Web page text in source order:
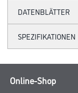
DATENBLÄTTER
SPEZIFIKATIONEN
Online-Shop